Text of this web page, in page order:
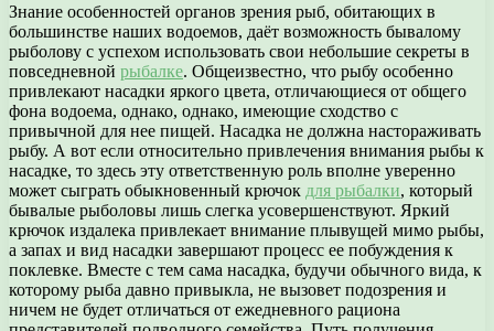
Знание особенностей органов зрения рыб, обитающих в
большинстве наших водоемов, даёт возможность бывалому
рыболову с успехом использовать свои небольшие секреты в
повседневной рыбалке. Общеизвестно, что рыбу особенно
привлекают насадки яркого цвета, отличающиеся от общего
фона водоема, однако, однако, имеющие сходство с
привычной для нее пищей. Насадка не должна настораживать
рыбу. А вот если относительно привлечения внимания рыбы к
насадке, то здесь эту ответственную роль вполне уверенно
может сыграть обыкновенный крючок для рыбалки, который
бывалые рыболовы лишь слегка усовершенствуют. Яркий
крючок издалека привлекает внимание плывущей мимо рыбы,
а запах и вид насадки завершают процесс ее побуждения к
поклевке. Вместе с тем сама насадка, будучи обычного вида, к
которому рыба давно привыкла, не вызовет подозрения и
ничем не будет отличаться от ежедневного рациона